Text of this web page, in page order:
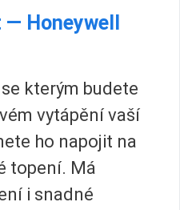
Honeywell
kterým budete
vytápění vaší
ho napojit na
topení. Má
i snadné